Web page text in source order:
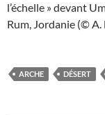
l’échelle » devant
Rum, Jordanie (© A.
ARCHE DÉSERT